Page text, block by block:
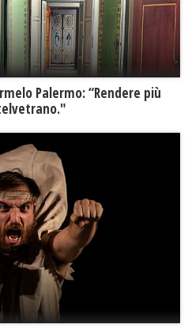
Palermo: “Rendere più